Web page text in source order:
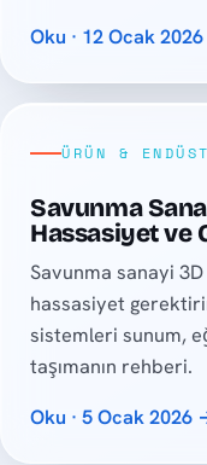
Oku · 12 Ocak
ÜRÜN &
Savunma
Hassasiyet ve
Savunma sanayi
hassasiyet
sistemleri sunum,
taşımanın rehberi.
Oku · 5 Ocak 2026